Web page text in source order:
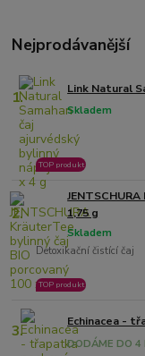
Nejprodávanější
1. Link Natural
Skladem
TOP produkt
2.
1,75 g
Detoxikační čistící čaj
Skladem
TOP produkt
3. Echinacea -
DODÁME DO 4